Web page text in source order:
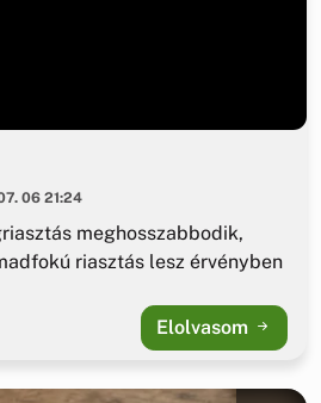
06 21:24
meghosszabbodik,
riasztás lesz érvényben
Elolvasom